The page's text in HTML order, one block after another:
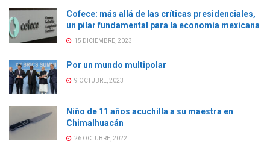
Cofece: más allá de las críticas presidenciales,
un pilar fundamental para la economía mexicana
15 DICIEMBRE, 2023
Por un mundo multipolar
9 OCTUBRE, 2023
Niño de 11 años acuchilla a su maestra en
Chimalhuacán
26 OCTUBRE, 2022